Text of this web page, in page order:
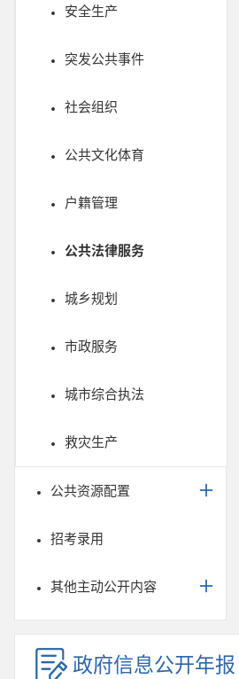
安全生产
突发公共事件
社会组织
公共文化体育
户籍管理
公共法律服务
城乡规划
市政服务
城市综合执法
救灾生产
公共资源配置
招考录用
其他主动公开内容
政府信息公开年报